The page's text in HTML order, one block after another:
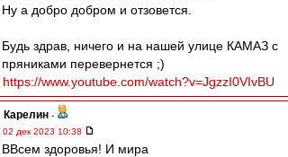
Ну а добро добром и отзовется.
Будь здрав, ничего и на нашей улице КАМАЗ с
пряниками перевернется ;)
https://www.youtube.com/watch?v=JgzzI0VIvBU
Карелин -
02 дек 2023 10:38
ВВсем здоровья! И мира